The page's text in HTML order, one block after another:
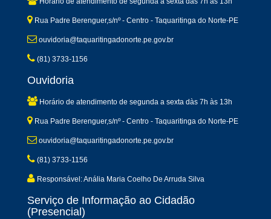
Rua Padre Berenguer,s/nº - Centro - Taquaritinga do Norte-PE
ouvidoria@taquaritingadonorte.pe.gov.br
(81) 3733-1156
Ouvidoria
Horário de atendimento de segunda a sexta dàs 7h às 13h
Rua Padre Berenguer,s/nº - Centro - Taquaritinga do Norte-PE
ouvidoria@taquaritingadonorte.pe.gov.br
(81) 3733-1156
Responsável: Anália Maria Coelho De Arruda Silva
Serviço de Informação ao Cidadão
(Presencial)